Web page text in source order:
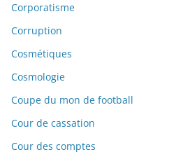
Corporatisme
Corruption
Cosmétiques
Cosmologie
Coupe du mon de football
Cour de cassation
Cour des comptes